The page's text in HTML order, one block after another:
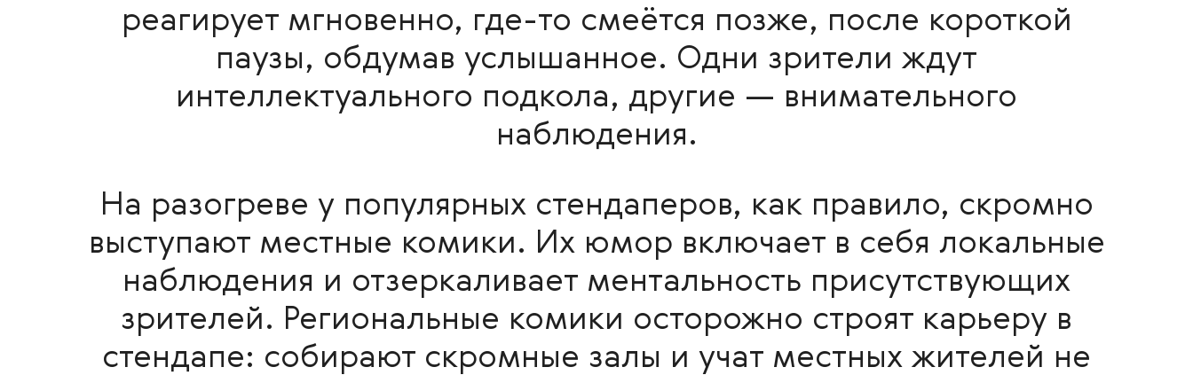
реагирует мгновенно, где-то смеётся позже, после короткой
паузы, обдумав услышанное. Одни зрители ждут
интеллектуального подкола, другие — внимательного
наблюдения.
На разогреве у популярных стендаперов, как правило, скромно
выступают местные комики. Их юмор включает в себя локальные
наблюдения и отзеркаливает ментальность присутствующих
зрителей. Региональные комики осторожно строят карьеру в
стендапе: собирают скромные залы и учат местных жителей не